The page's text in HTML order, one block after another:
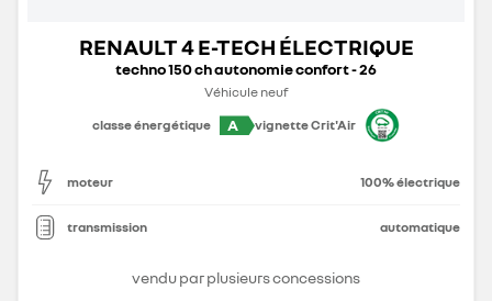
RENAULT 4 E-TECH ÉLECTRIQUE
techno 150 ch autonomie confort - 26
Véhicule neuf
classe énergétique
A vignette Crit'Air
moteur 100% électrique
transmission automatique
vendu par plusieurs concessions